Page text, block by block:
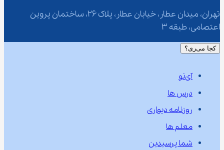
تهران، میدان عطار، خیابان عطار، پلاک 26، ساختمان پروین
اعتصامی، طبقه 3
کجا می‌ری؟
آی‌نو
درس ها
روزنامه دیواری
معلم ها
شما پرسیدین